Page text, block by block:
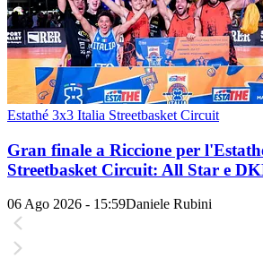
Estathé 3x3 Italia Streetbasket Circuit
Gran finale a Riccione per
Streetbasket Circuit: All Star e
06 Ago 2026 - 15:59Daniele Rubini